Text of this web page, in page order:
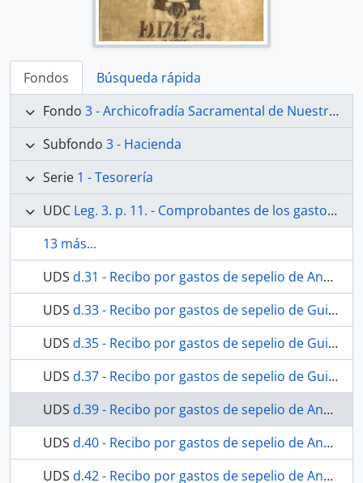
Fondos
Búsqueda rápida
Fondo 3 - Archicofradía Sacramental de Nuestra Señora de los Dolores
Subfondo 3 - Hacienda
Serie 1 - Tesorería
UDC Leg. 3. p. 11. - Comprobantes de los gastos efectuados en el año 1874.
13 más...
UDS d.31 - Recibo por gastos de sepelio de Ana Merino López.
UDS d.33 - Recibo por gastos de sepelio de Guillermo Ritwagen y Fialo
UDS d.35 - Recibo por gastos de sepelio de Guillermo Ritwagen y Fialo
UDS d.37 - Recibo por gastos de sepelio de Guillermo Ritwagen y Fialo
UDS d.39 - Recibo por gastos de sepelio de Ana Gómez Mejía.
UDS d.40 - Recibo por gastos de sepelio de Ana Gómez Mejía.
UDS d.42 - Recibo por gastos de sepelio de Ana Gómez Mejía.